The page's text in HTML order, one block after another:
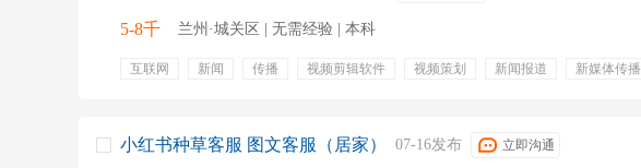
5-8千 兰州·城关区 | 无需经验 | 本科
互联网 新闻 传播 视频剪辑软件 视频策划 新闻报道
新媒体传播
小红书种草客服 图文客服（居家） 07-16发布 立即沟通